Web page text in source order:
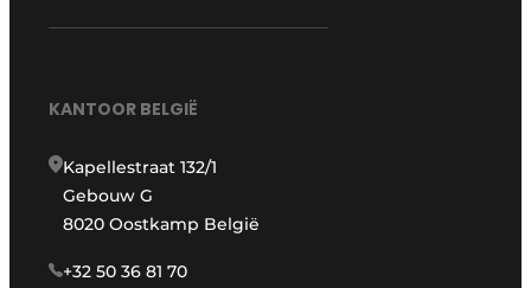
KANTOOR BELGIË
Kapellestraat 132/1
Gebouw G
8020 Oostkamp België
+32 50 36 81 70